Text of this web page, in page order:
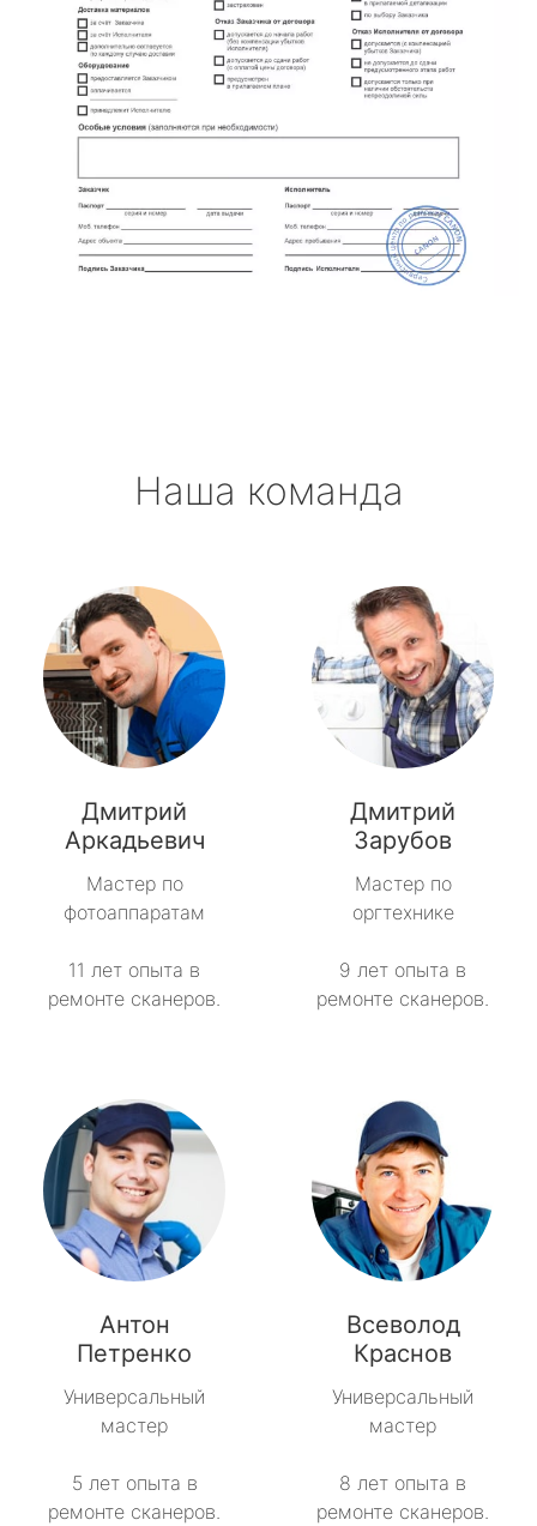
Наша команда
Дмитрий
Аркадьевич
Мастер по
фотоаппаратам
11 лет опыта в
ремонте сканеров.
Дмитрий
Зарубов
Мастер по
оргтехнике
9 лет опыта в
ремонте сканеров.
Антон
Петренко
Универсальный
мастер
5 лет опыта в
ремонте сканеров.
Всеволод
Краснов
Универсальный
мастер
8 лет опыта в
ремонте сканеров.